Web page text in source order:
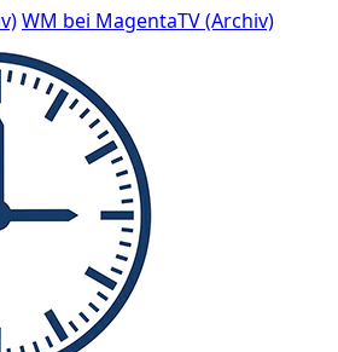
WM bei MagentaTV (Archiv)